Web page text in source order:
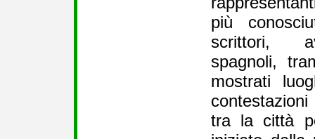
più
scrittori,
spagnoli,
mostrati
tra la città